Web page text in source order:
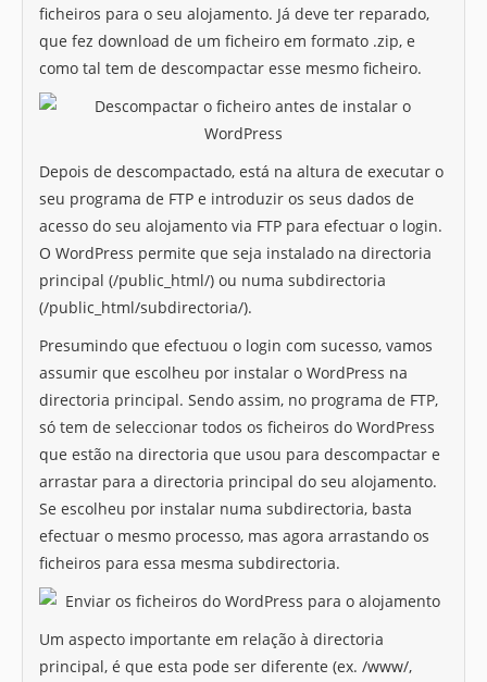
ficheiros para o seu alojamento. Já deve ter reparado,
que fez download de um ficheiro em formato .zip, e
como tal tem de descompactar esse mesmo ficheiro.
Depois de descompactado, está na altura de executar o
seu programa de FTP e introduzir os seus dados de
acesso do seu alojamento via FTP para efectuar o login.
O WordPress permite que seja instalado na directoria
principal (/public_html/) ou numa subdirectoria
(/public_html/subdirectoria/).
Presumindo que efectuou o login com sucesso, vamos
assumir que escolheu por instalar o WordPress na
directoria principal. Sendo assim, no programa de FTP,
só tem de seleccionar todos os ficheiros do WordPress
que estão na directoria que usou para descompactar e
arrastar para a directoria principal do seu alojamento.
Se escolheu por instalar numa subdirectoria, basta
efectuar o mesmo processo, mas agora arrastando os
ficheiros para essa mesma subdirectoria.
Um aspecto importante em relação à directoria
principal, é que esta pode ser diferente (ex. /www/,